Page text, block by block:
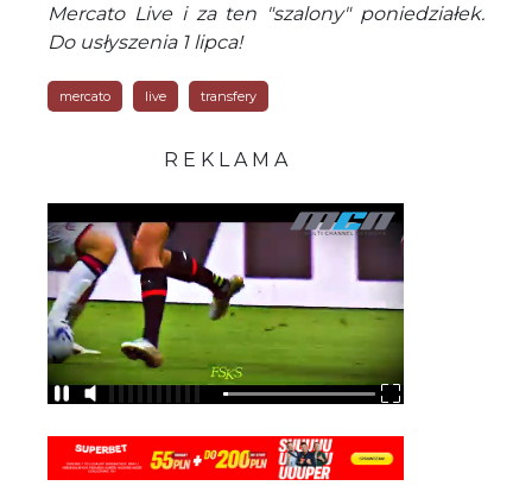
Mercato Live i za ten "szalony" poniedziałek.
Do usłyszenia 1 lipca!
mercato live transfery
R E K L A M A